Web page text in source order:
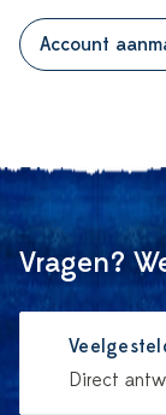
Account
Vragen?
Direct